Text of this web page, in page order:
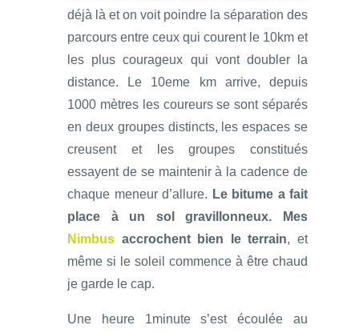
déjà là et on voit poindre la séparation des
parcours entre ceux qui courent le 10km et
les plus courageux qui vont doubler la
distance. Le 10eme km arrive, depuis
1000 mètres les coureurs se sont séparés
en deux groupes distincts, les espaces se
creusent et les groupes constitués
essayent de se maintenir à la cadence de
chaque meneur d’allure. Le bitume a fait
place à un sol gravillonneux. Mes
Nimbus accrochent bien le terrain, et
même si le soleil commence à être chaud
je garde le cap.
Une heure 1minute s’est écoulée au